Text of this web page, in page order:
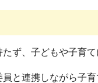
ず、子どもや子育て
と連携しながら子